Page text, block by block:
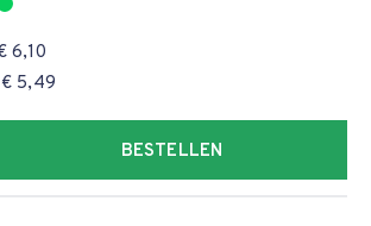
6,10
€ 5,49
BESTELLEN